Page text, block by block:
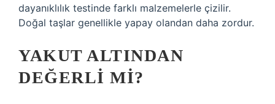
dayanıklılık testinde farklı malzemelerle çizilir.
Doğal taşlar genellikle yapay olandan daha zordur.
YAKUT ALTINDAN
DEĞERLI MI?